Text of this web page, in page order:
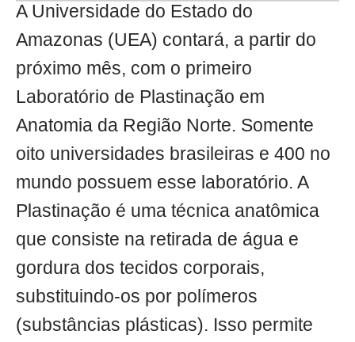
A Universidade do Estado do
Amazonas (UEA) contará, a partir do
próximo mês, com o primeiro
Laboratório de Plastinação em
Anatomia da Região Norte. Somente
oito universidades brasileiras e 400 no
mundo possuem esse laboratório. A
Plastinação é uma técnica anatômica
que consiste na retirada de água e
gordura dos tecidos corporais,
substituindo-os por polímeros
(substâncias plásticas). Isso permite